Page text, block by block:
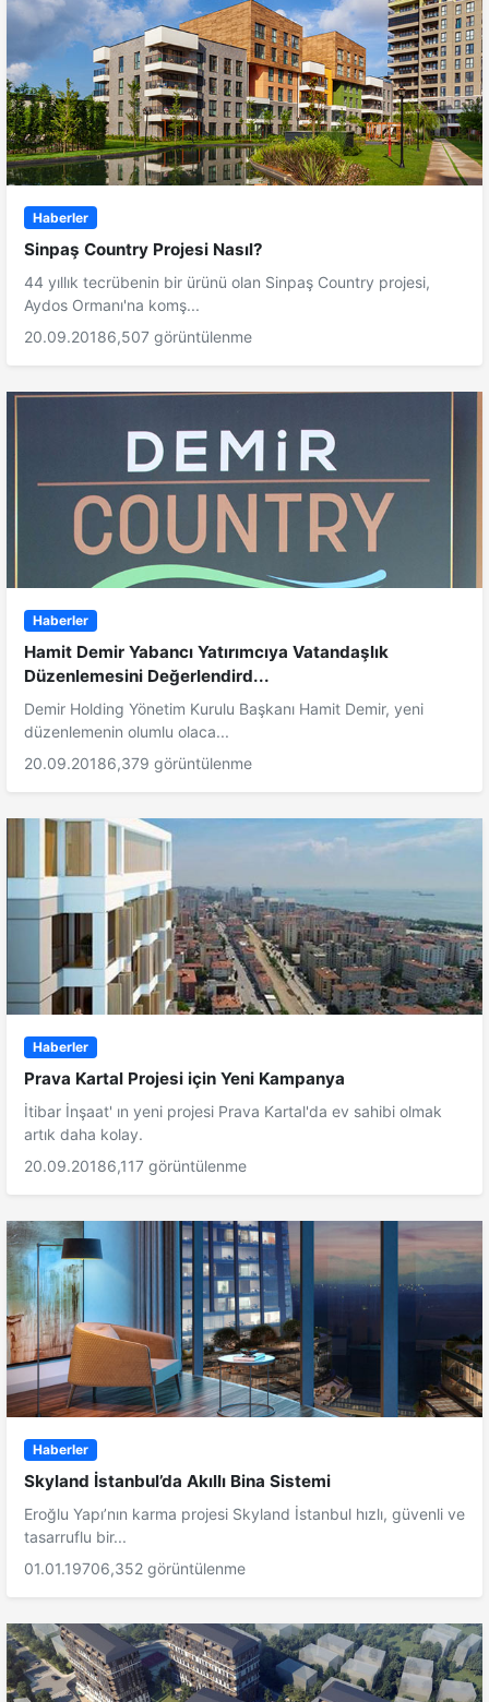
Haberler
Sinpaş Country Projesi Nasıl?
44 yıllık tecrübenin bir ürünü olan Sinpaş Country projesi,
Aydos Ormanı'na komş...
20.09.20186,507 görüntülenme
Haberler
Hamit Demir Yabancı Yatırımcıya Vatandaşlık
Düzenlemesini Değerlendird...
Demir Holding Yönetim Kurulu Başkanı Hamit Demir, yeni
düzenlemenin olumlu olaca...
20.09.20186,379 görüntülenme
Haberler
Prava Kartal Projesi için Yeni Kampanya
İtibar İnşaat' ın yeni projesi Prava Kartal'da ev sahibi olmak
artık daha kolay.
20.09.20186,117 görüntülenme
Haberler
Skyland İstanbul’da Akıllı Bina Sistemi
Eroğlu Yapı’nın karma projesi Skyland İstanbul hızlı, güvenli ve
tasarruflu bir...
01.01.19706,352 görüntülenme